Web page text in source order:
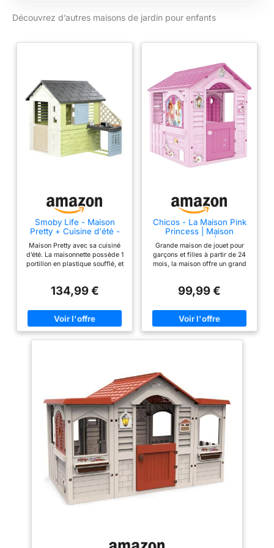
grande jardinière, un
d'accrocher des
mangeoire à oiseaux,
et un récupérateur
d'eau avec son
arrosoir. Un plan de
travail nomade
permettra à votre
enfant d'avoir tout à
portée de main grâce
rangement ! De
nombreux
accessoires sont
inclus pour
agrémenter les
fonctions de jeu : 3
plantoir), 6 pots, 1
note de ses
plantations, des
écriteaux destinés au
d'écrire à la craie)
ainsi qu'un livret du
petit jardinier
disposant de 3 clips
pour accrocher des
étiquettes ou des
sachets de graines.
Vous pourrez garder
votre maison dans
votre jardin
traitement anti-UV
Découvrez d’autres maisons de jardin pour enfants
Smoby Life - Maison
Pretty + Cuisine d'été -
Nombreux Accessoires -
Matière Recyclée - A
Partir de 2 Ans -
Maison Pretty avec sa cuisiné
d’été. La maisonnette possède 1
portillon en plastique soufflé, et
est composée d’une plaque «
nombreux accessoires sont
inclus : 2 verres, 2 assiettes,
couverts, 1 faitout, et 2
en relief sur les façades.
Structure stable et résistante. La
maison est traitée Anti-UV afin
de garantir une bonne
résistance ainsi que la tenue
des couleurs dans le temps.
Facile à monter. A partir de 2
ans - Fabrication française.
Contient du plastique recyclé.
134,99 €
Chicos - La Maison Pink
Princess | Maison
Extérieur Enfant | Cabane
de Jardin pour Enfants |
Robuste et Durable avec
Montage Facile +24 Mois
Grande maison de jouet pour
garçons et filles à partir de 24
mois, la maison offre un grand
avec tous vos amis Maison en
optimale, montage facile et
convient aussi bien pour
l'intérieur que pour l'extérieur ;
leurs propres rôles en imitant
leur environnement et de
reproduire et interprètent divers
rôles, en pratiquant des jeux
d'imitation très importants dans
leur formation Fabriqué en
plastique résistant et durable,
peut être utilisé aussi bien à
l'intérieur qu'à l'extérieur ;
comprend des autocollants pour
décorer et un trou pour animaux
de compagnie Les jeux de rôle
encouragent l'imagination, la
créativité, l'empathie et la
99,99 €